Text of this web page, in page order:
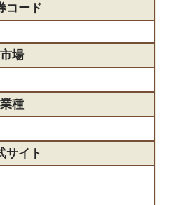
コード
市場
業種
サイト